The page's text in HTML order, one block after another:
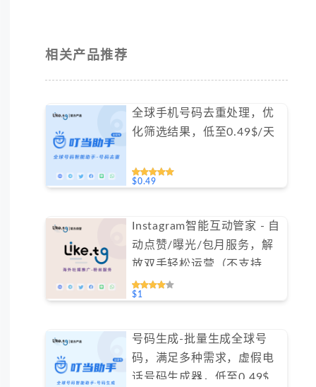
相关产品推荐
全球手机号码去重处理，优
化筛选结果，低至0.49$/天
$0.49
Instagram智能互动管家 - 自
动点赞/曝光/包月服务，解
放双手轻松运营（不支持免
费测试）
$1
号码生成-批量生成全球号
码，满足多种需求，虚假电
话号码生成器，低至0.49$/